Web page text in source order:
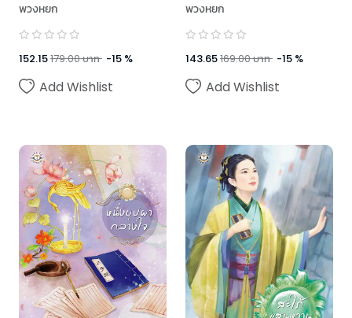
พวงหยก
152.15179.00บาท -15 %
Add Wishlist
พวงหยก
143.65169.00บาท -15 %
Add Wishlist